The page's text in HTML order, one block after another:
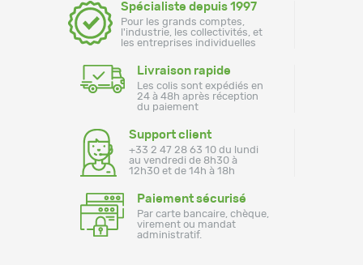
Spécialiste depuis 1997
Pour les grands comptes,
l'industrie, les collectivités, et
les entreprises individuelles
Livraison rapide
Les colis sont expédiés en
24 à 48h après réception
du paiement
Support client
+33 2 47 28 63 10 du lundi
au vendredi de 8h30 à
12h30 et de 14h à 18h
Paiement sécurisé
Par carte bancaire, chèque,
virement ou mandat
administratif.